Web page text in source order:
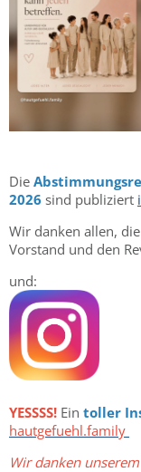
Die
2026 sind publiziert
Wir danken allen,
Vorstand und den
und:
YESSSS! Ein toller
hautgefuehl.family
Wir danken